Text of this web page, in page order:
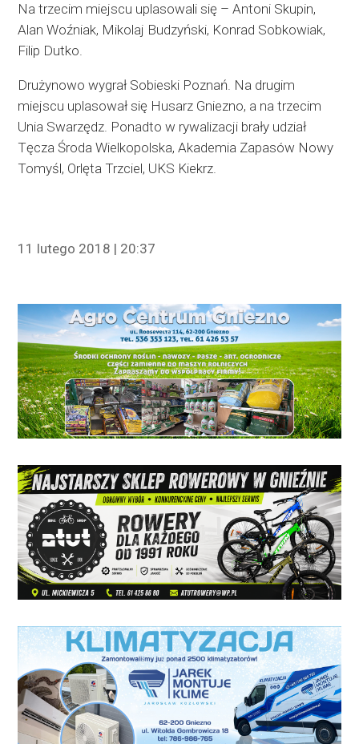
Na trzecim miejscu uplasowali się – Antoni Skupin,
Alan Woźniak, Mikolaj Budzyński, Konrad Sobkowiak,
Filip Dutko.
Drużynowo wygrał Sobieski Poznań. Na drugim
miejscu uplasował się Husarz Gniezno, a na trzecim
Unia Swarzędz. Ponadto w rywalizacji brały udział
Tęcza Środa Wielkopolska, Akademia Zapasów Nowy
Tomyśl, Orlęta Trzciel, UKS Kiekrz.
11 lutego 2018 | 20:37